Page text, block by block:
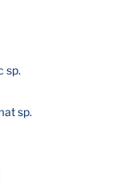
sp.
sp.